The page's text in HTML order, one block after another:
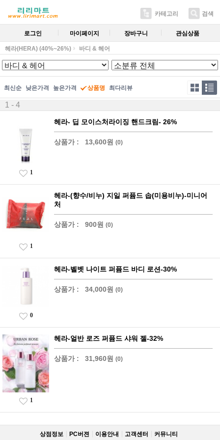
카테고리 검색
로그인 마이페이지 장바구니 관심상품
헤라(HERA) (40%~26%) 바디 & 헤어
최신순 낮은가격 높은가격 상품명 최다리뷰
1 - 4
헤라- 딥 모이스처라이징 핸드크림- 26%
상품가 : 13,600원 (0)
1
헤라-(향수/비누) 지일 퍼퓸드 솝(미용비누)-미니어
처
상품가 : 900원 (0)
1
헤라-벨벳 나이트 퍼퓸드 바디 로션-30%
상품가 : 34,000원 (0)
0
헤라-얼반 로즈 퍼퓸드 샤워 젤-32%
상품가 : 31,960원 (0)
1
상점정보 PC버젼 이용안내 고객센터 커뮤니티